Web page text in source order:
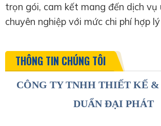
trọn gói, cam kết mang đến dịch vụ
chuyên nghiệp với mức chi phí hợp
THÔNG TIN CHÚNG TÔI
CÔNG TY TNHH THIẾT KẾ &
DUẨN ĐẠI PHÁT